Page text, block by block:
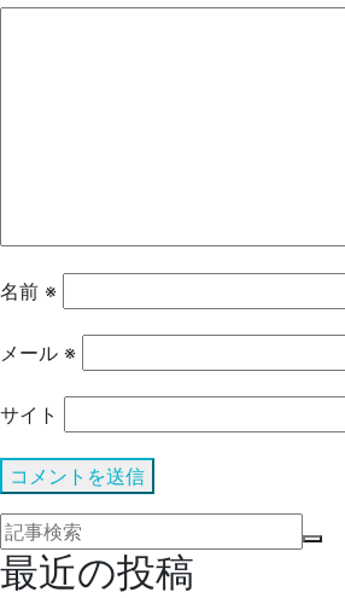
名前 ※
メール ※
サイト
最近の投稿